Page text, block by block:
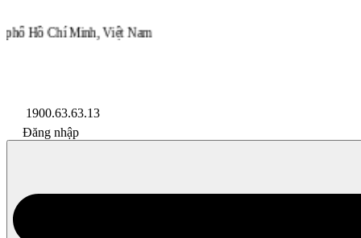
Việt Nam
1900.63.63.13
Đăng nhập